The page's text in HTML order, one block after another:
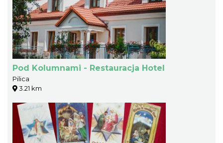
Pod Kolumnami - Restauracja Hotel
Pilica
3.21 km